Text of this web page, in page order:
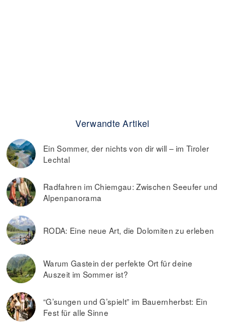
Verwandte Artikel
Ein Sommer, der nichts von dir will – im Tiroler
Lechtal
Radfahren im Chiemgau: Zwischen Seeufer und
Alpenpanorama
RODA: Eine neue Art, die Dolomiten zu erleben
Warum Gastein der perfekte Ort für deine
Auszeit im Sommer ist?
“G’sungen und G’spielt” im Bauernherbst: Ein
Fest für alle Sinne